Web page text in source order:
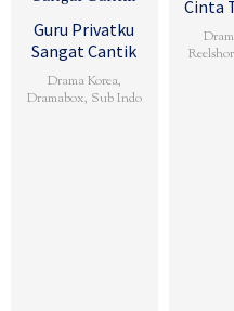
Guru Privatku
Sangat Cantik
Drama Korea,
Dramabox, Sub Indo
Cinta